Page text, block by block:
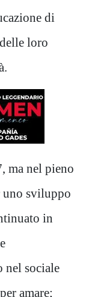
di
loro
ma nel pieno
sviluppo
in
nel sociale
amare;